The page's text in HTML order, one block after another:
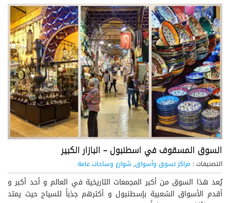
السوق المسقوف في اسطنبول – البازار الكبير
التصنيفات : مراكز تسوق وأسواق, شوارع وساحات عامة
يٌعد هذا السوق من أكبر المجمعات التاريخية في العالم و أحد أكبر و
أقدم الأسواق الشعبية بإسطنبول و أكثرهم جذباً للسياح حيث يمتد